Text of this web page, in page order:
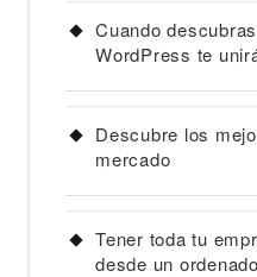
Cuando
WordPress te
Descubre los
mercado
Tener toda tu
desde un